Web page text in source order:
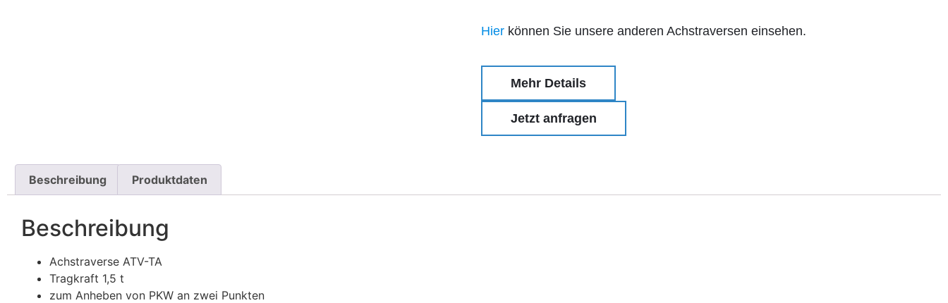
Hier können Sie unsere anderen Achstraversen einsehen.
Mehr Details
Jetzt anfragen
Beschreibung Produktdaten
Beschreibung
Achstraverse ATV-TA
Tragkraft 1,5 t
zum Anheben von PKW an zwei Punkten